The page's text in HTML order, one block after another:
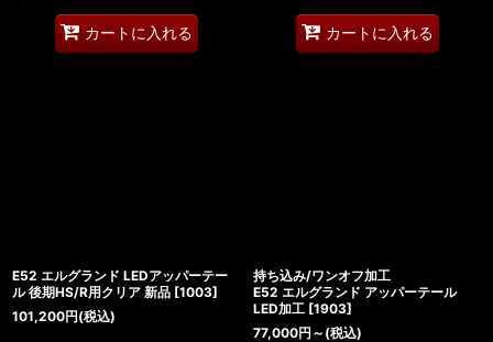
カートに入れる カートに入れる
E52 エルグランド LEDアッパーテー
ル 後期HS/R用クリア 新品 [1003]
101,200円(税込)
持ち込み/ワンオフ加工
E52 エルグランド アッパーテール
LED加工 [1903]
77,000円 ～ (税込)